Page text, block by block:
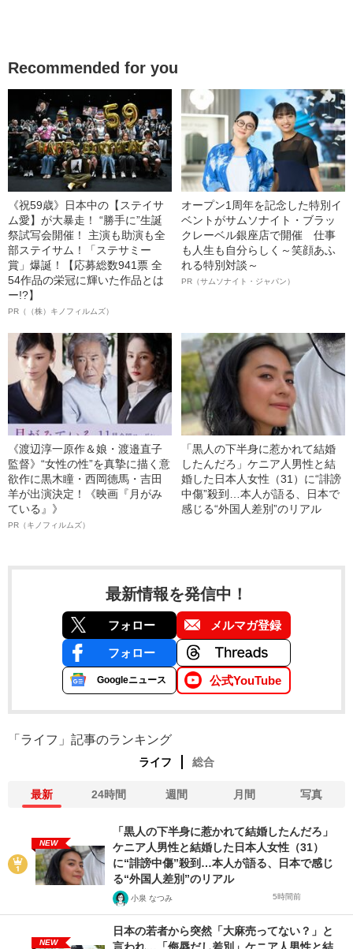
Recommended for you
《祝59歳》日本中の【ステイサ
ム愛】が大暴走！ “勝手に”生誕
祭試写会開催！ 主演も助演も全
部ステイサム！「ステサミー
賞」爆誕！【応募総数941票 全
54作品の栄冠に輝いた作品とは
ー!?】
PR（（株）キノフィルムズ）
オープン1周年を記念した特別イ
ベントがサムソナイト・ブラッ
クレーベル銀座店で開催 仕事
も人生も自分らしく～笑顔あふ
れる特別対談～
PR（サムソナイト・ジャパン）
《渡辺淳一原作＆娘・渡邉直子
監督》“女性の性”を真摯に描く意
欲作に黒木瞳・西岡德馬・吉田
羊が出演決定！《映画『月がみ
ている』》
PR（キノフィルムズ）
「黒人の下半身に惹かれて結婚
したんだろ」ケニア人男性と結
婚した日本人女性（31）に“誹謗
中傷”殺到…本人が語る、日本で
感じる“外国人差別”のリアル
最新情報を発信中！
フォロー メルマガ登録
フォロー
Googleニュース 公式YouTube
「ライフ」記事のランキング
ライフ 総合
最新 24時間 週間 月間 写真
NEW
「黒人の下半身に惹かれて結婚したんだろ」
ケニア人男性と結婚した日本人女性（31）
に“誹謗中傷”殺到…本人が語る、日本で感じ
る“外国人差別”のリアル
小泉 なつみ 5時間前
NEW
日本の若者から突然「大麻売ってない？」と